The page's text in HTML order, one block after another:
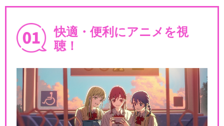
快適・便利にアニメを視
聴！